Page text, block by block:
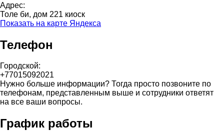
Адрес:
Толе би, дом 221 киоск
Показать на карте Яндекса
Телефон
Городской:
+77015092021
Нужно больше информации? Тогда просто позвоните по
телефонам, представленным выше и сотрудники ответят
на все ваши вопросы.
График работы